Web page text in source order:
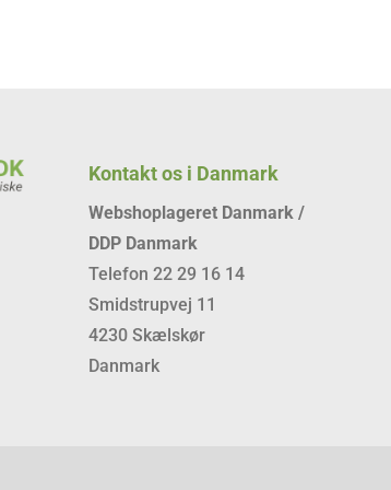
Kontakt os i Danmark
Webshoplageret Danmark /
DDP Danmark
Telefon 22 29 16 14
Smidstrupvej 11
4230 Skælskør
Danmark